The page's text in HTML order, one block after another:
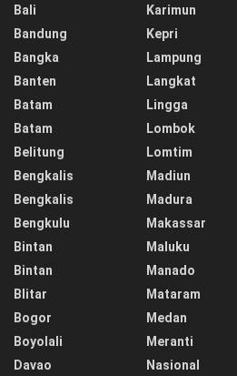
Bali
Bandung
Bangka
Banten
Batam
Batam
Belitung
Bengkalis
Bengkalis
Bengkulu
Bintan
Bintan
Blitar
Bogor
Boyolali
Davao
Karimun
Kepri
Lampung
Langkat
Lingga
Lombok
Lomtim
Madiun
Madura
Makassar
Maluku
Manado
Mataram
Medan
Meranti
Nasional